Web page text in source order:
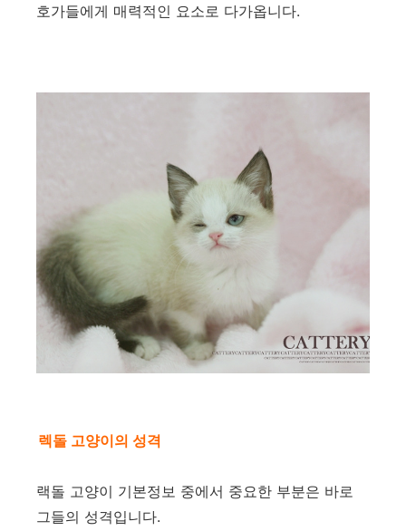
호가들에게 매력적인 요소로 다가옵니다.
렉돌 고양이의 성격
랙돌 고양이 기본정보 중에서 중요한 부분은 바로
그들의 성격입니다.